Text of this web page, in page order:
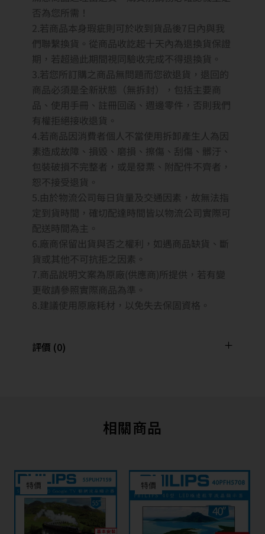
否為您所需！
2.若商品本身瑕疵則可於收到貨品後7日內與我
們聯繫換貨。從商品收訖起十天內為退換貨保證
期，若超過此期間視同驗收完成不得退換貨。
3.若您所訂購之商品無問題而您欲退貨，退回的
商品必須是全新狀態（無拆封），包括主要商
品、使用手冊、註冊回函、週邊零件，否則我們
有權拒絕接收退貨。
4.若商品因消費者個人不當使用拆卸產生人為因
素造成故障、損毀、磨損、擦傷、刮傷、髒汙、
包裝破損不完整者，或是發票、附配件不齊者，
恕不接受退貨。
5.由於物流公司每日貨量及交通因素，故無法指
定到貨時間，確切配達時間皆以物流公司實際可
配送時間為主。
6.廠商保留出貨與否之權利，如遇商品缺貨、斷
貨或其他不可抗拒之因素。
7.商品說明文案為原廠(供應商)所提供，若有變
更敬請參照實際商品為準。
8.建議使用原廠耗材，以免失去保固資格。
評價 (0)
相關商品
特價 特價